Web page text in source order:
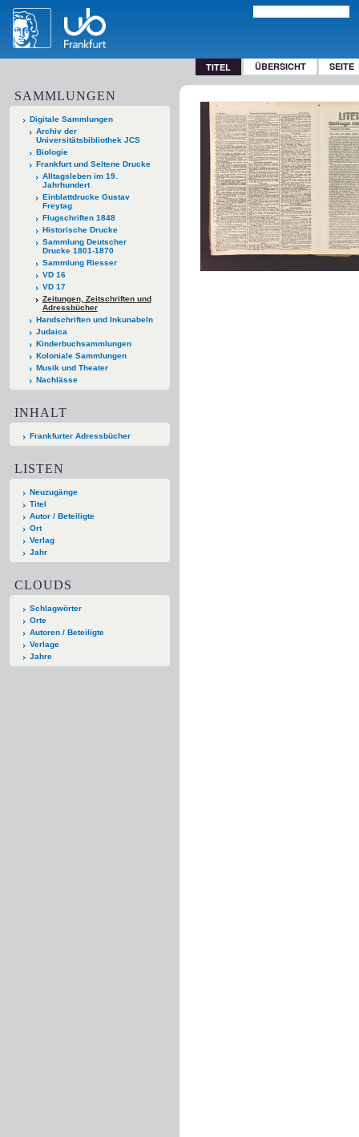
TITEL ÜBERSICHT SEITE
SAMMLUNGEN
Digitale Sammlungen
Archiv der
Universitätsbibliothek JCS
Biologie
Frankfurt und Seltene Drucke
Alltagsleben im 19.
Jahrhundert
Einblattdrucke Gustav
Freytag
Flugschriften 1848
Historische Drucke
Sammlung Deutscher
Drucke 1801-1870
Sammlung Riesser
VD 16
VD 17
Zeitungen, Zeitschriften und
Adressbücher
Handschriften und Inkunabeln
Judaica
Kinderbuchsammlungen
Koloniale Sammlungen
Musik und Theater
Nachlässe
INHALT
Frankfurter Adressbücher
LISTEN
Neuzugänge
Titel
Autor / Beteiligte
Ort
Verlag
Jahr
CLOUDS
Schlagwörter
Orte
Autoren / Beteiligte
Verlage
Jahre